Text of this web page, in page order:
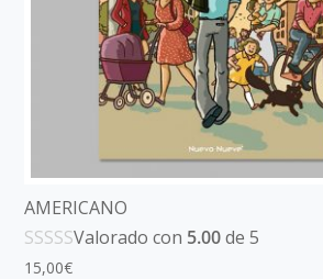
AMERICANO
Valorado con 5.00de 5
15,00€